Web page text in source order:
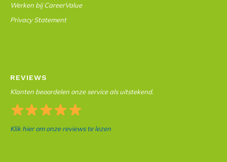
Werken bij CareerValue
Privacy Statement
REVIEWS
Klanten beoordelen onze service als uitstekend.
Klik hier om onze reviews te lezen